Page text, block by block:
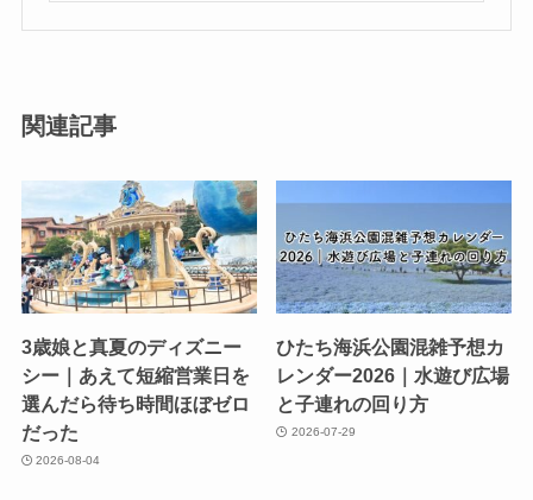
関連記事
3歳娘と真夏のディズニー
シー｜あえて短縮営業日を
選んだら待ち時間ほぼゼロ
だった
2026-08-04
ひたち海浜公園混雑予想カ
レンダー2026｜水遊び広場
と子連れの回り方
2026-07-29